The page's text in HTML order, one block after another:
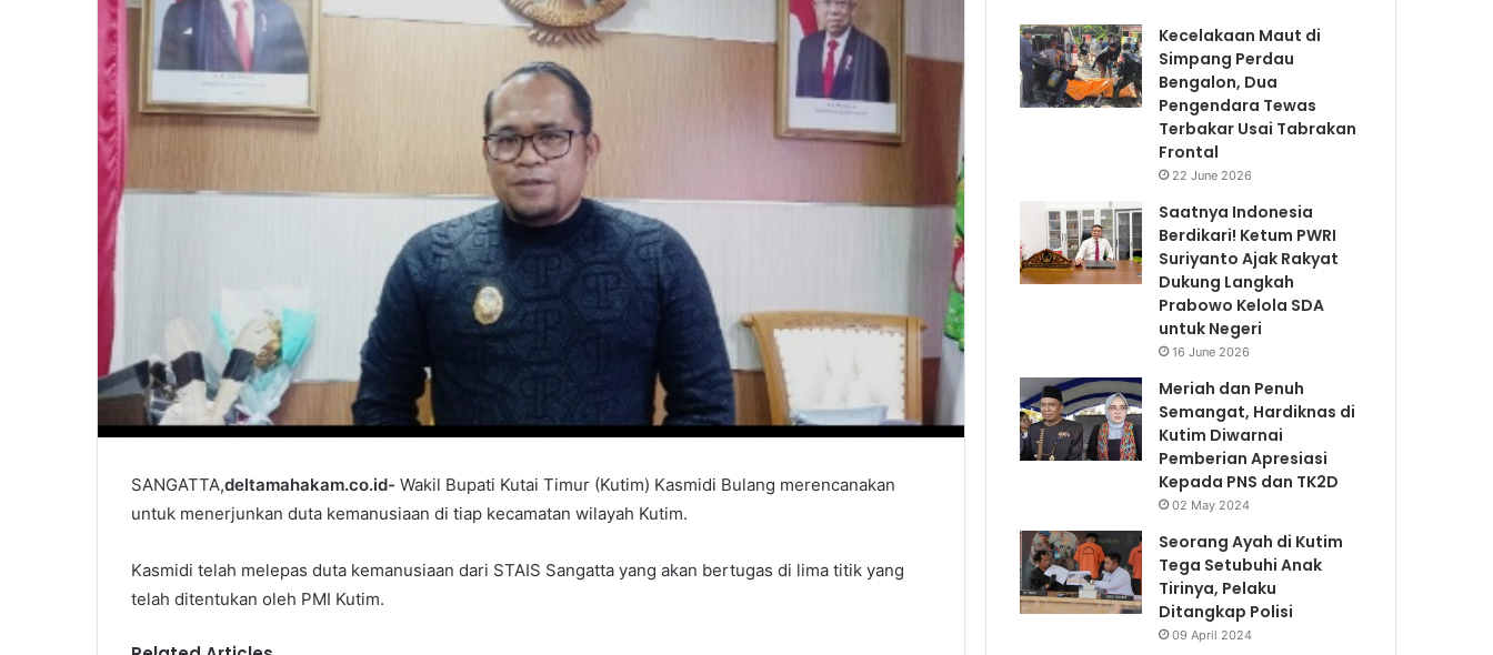
m
i
SANGATTA,deltamahakam.co.id- Wakil Bupati Kutai Timur (Kutim) Kasmidi Bulang merencanakan
untuk menerjunkan duta kemanusiaan di tiap kecamatan wilayah Kutim.
Kasmidi telah melepas duta kemanusiaan dari STAIS Sangatta yang akan bertugas di lima titik yang
telah ditentukan oleh PMI Kutim.
Kecelakaan Maut di
Simpang Perdau
Bengalon, Dua
Pengendara Tewas
Terbakar Usai Tabrakan
Frontal
22 June 2026
Saatnya Indonesia
Berdikari! Ketum PWRI
Suriyanto Ajak Rakyat
Dukung Langkah
Prabowo Kelola SDA
untuk Negeri
16 June 2026
Meriah dan Penuh
Semangat, Hardiknas di
Kutim Diwarnai
Pemberian Apresiasi
Kepada PNS dan TK2D
02 May 2024
Seorang Ayah di Kutim
Tega Setubuhi Anak
Tirinya, Pelaku
Ditangkap Polisi
09 April 2024